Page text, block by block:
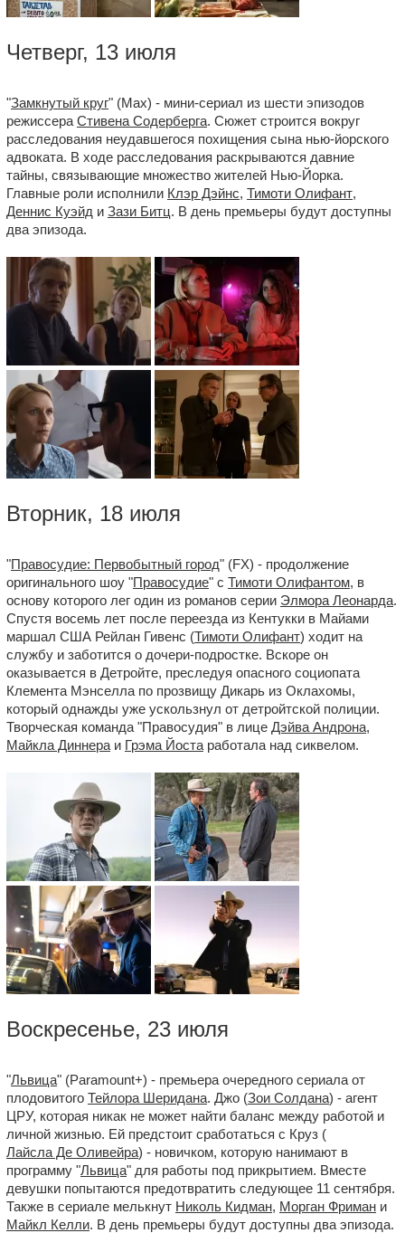
Четверг, 13 июля
"Замкнутый круг" (Max) - мини-сериал из шести эпизодов
режиссера Стивена Содерберга. Сюжет строится вокруг
расследования неудавшегося похищения сына нью-йорского
адвоката. В ходе расследования раскрываются давние
тайны, связывающие множество жителей Нью-Йорка.
Главные роли исполнили Клэр Дэйнс, Тимоти Олифант,
Деннис Куэйд и Зази Битц. В день премьеры будут доступны
два эпизода.
Вторник, 18 июля
"Правосудие: Первобытный город" (FX) - продолжение
оригинального шоу "Правосудие" с Тимоти Олифантом, в
основу которого лег один из романов серии Элмора Леонарда.
Спустя восемь лет после переезда из Кентукки в Майами
маршал США Рейлан Гивенс (Тимоти Олифант) ходит на
службу и заботится о дочери-подростке. Вскоре он
оказывается в Детройте, преследуя опасного социопата
Клемента Мэнселла по прозвищу Дикарь из Оклахомы,
который однажды уже ускользнул от детройтской полиции.
Творческая команда "Правосудия" в лице Дэйва Андрона,
Майкла Диннера и Грэма Йоста работала над сиквелом.
Воскресенье, 23 июля
"Львица" (Paramount+) - премьера очередного сериала от
плодовитого Тейлора Шеридана. Джо (Зои Солдана) - агент
ЦРУ, которая никак не может найти баланс между работой и
личной жизнью. Ей предстоит сработаться с Круз (
Лайсла Де Оливейра) - новичком, которую нанимают в
программу "Львица" для работы под прикрытием. Вместе
девушки попытаются предотвратить следующее 11 сентября.
Также в сериале мелькнут Николь Кидман, Морган Фриман и
Майкл Келли. В день премьеры будут доступны два эпизода.